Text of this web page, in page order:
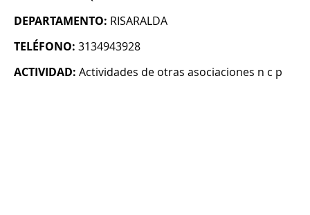
DEPARTAMENTO: RISARALDA
TELÉFONO: 3134943928
ACTIVIDAD: Actividades de otras asociaciones n c p